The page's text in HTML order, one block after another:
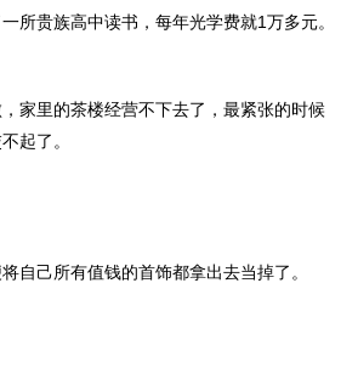
所贵族高中读书，每年光学费就1万多元。
家里的茶楼经营不下去了，最紧张的时候
起了。
自己所有值钱的首饰都拿出去当掉了。